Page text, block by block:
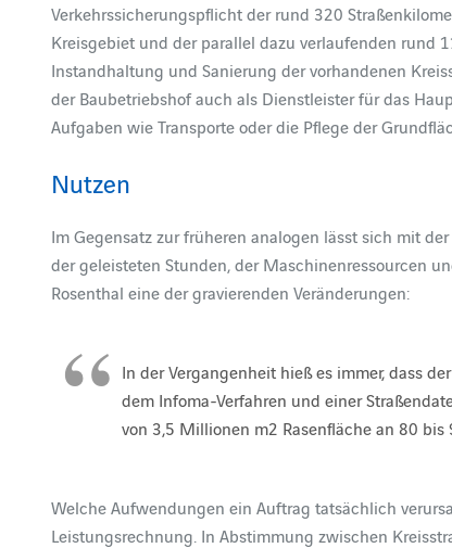
Verkehrssicherungspflicht der rund 320
Kreisgebiet und der parallel dazu verlaufenden rund
Instandhaltung und Sanierung der vorhandenen
der Baubetriebshof auch als Dienstleister für das
Aufgaben wie Transporte oder die Pflege der
Nutzen
Im Gegensatz zur früheren analogen lässt sich mit
der geleisteten Stunden, der Maschinenressourcen
Rosenthal eine der gravierenden Veränderungen:
In der Vergangenheit hieß es immer, dass
dem Infoma-Verfahren und einer
von 3,5 Millionen m2 Rasenfläche an 80
Welche Aufwendungen ein Auftrag tatsächlich
Leistungsrechnung. In Abstimmung zwischen